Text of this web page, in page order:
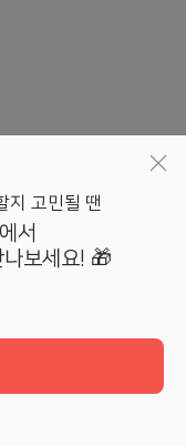
지 고민될 땐
서
나보세요! 🎁